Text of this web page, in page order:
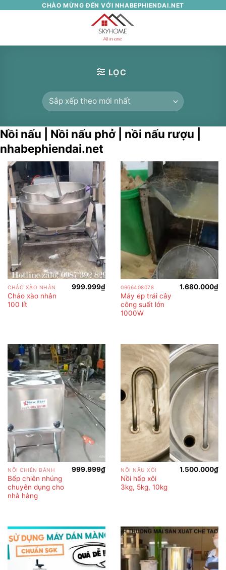
CHÀO MỪNG ĐẾN VỚI NHABEPHIENDAI.NET
LỌC
Nồi nấu | Nồi nấu phở | nồi nấu rượu |
nhabephiendai.net
CHẢO XÀO NHÂN
Chảo xào nhân
100 lít
999.999₫ 0966408078
Máy ép trái cây
công suất lớn
1000W
1.680.000₫
NỒI CHIÊN BÁNH
Bếp chiên nhúng
chuyên dụng cho
nhà hàng
999.999₫ NỒI NẤU XÔI
Nồi hấp xôi
3kg, 5kg, 10kg
1.500.000₫